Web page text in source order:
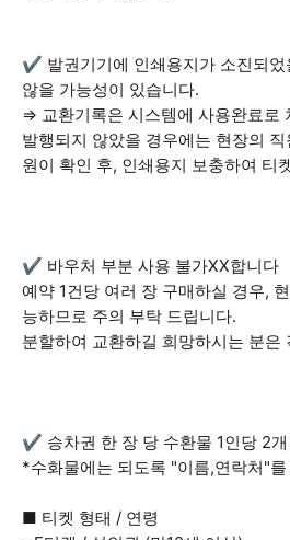
✔️ 발권기기에 인쇄용지가 소진되었
않을 가능성이 있습니다.
⇒ 교환기록은 시스템에 사용완료로
발행되지 않았을 경우에는 현장의
원이 확인 후, 인쇄용지 보충하여 티
✔️ 바우처 부분 사용 불가XX합니다
예약 1건당 여러 장 구매하실 경우,
능하므로 주의 부탁 드립니다.
분할하여 교환하길 희망하시는 분은
✔️ 승차권 한 장 당 수환물 1인당 2
*수화물에는 되도록 "이름,연락처"
■ 티켓 형태 / 연령